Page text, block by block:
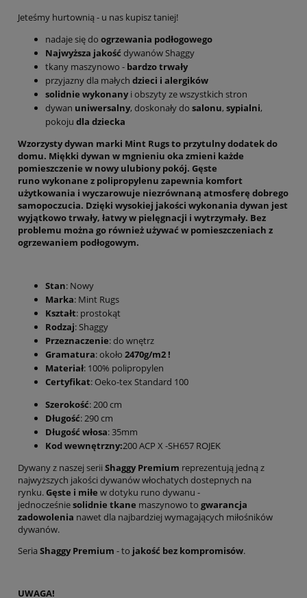
Jeteśmy hurtownią - u nas kupisz taniej!
nadaje się do ogrzewania podłogowego
Najwyższa jakość dywanów Shaggy
tkany maszynowo - bardzo trwały
przyjazny dla małych dzieci i alergików
solidnie wykonanyi obszyty ze wszystkich stron
dywan uniwersalny, doskonały do salonu, sypialni,
pokoju dla dziecka
Wzorzysty dywan marki Mint Rugsto przytulny dodatek do
domu. Miękki dywan w mgnieniu oka zmieni każde
pomieszczenie w nowy ulubiony pokój. Gęste
runowykonane z polipropylenu zapewnia komfort
użytkowania i wyczarowuje niezrównaną atmosferę dobrego
samopoczucia. Dzięki wysokiej jakości wykonania dywan jest
wyjątkowotrwały, łatwyw pielęgnacji i wytrzymały. Bez
problemu można go również używać w pomieszczeniach z
ogrzewaniem podłogowym.
Stan: Nowy
Marka: Mint Rugs
Kształt: prostokąt
Rodzaj: Shaggy
Przeznaczenie: do wnętrz
Gramatura: około 2470g/m2 !
Materiał: 100% polipropylen
Certyfikat: Oeko-tex Standard 100
Szerokość: 200 cm
Długość: 290 cm
Długość włosa: 35mm
Kod wewnętrzny:200 ACP X -SH657 ROJEK
Dywany z naszej serii Shaggy Premium reprezentują jedną z
najwyższych jakości dywanów włochatych dostepnych na
rynku.Gęste i miłe w dotyku runo dywanu -
jednocześniesolidnie tkane maszynowo to gwarancja
zadowolenia nawet dla najbardziej wymagających miłośników
dywanów.
Seria Shaggy Premium - to jakość bez kompromisów.
UWAGA!